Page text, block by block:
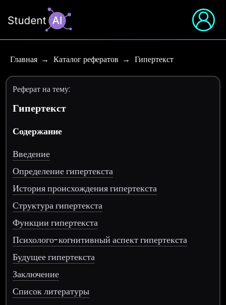
Главная Каталог рефератов Гипертекст
Реферат на тему:
Гипертекст
Содержание
Введение
Определение гипертекста
История происхождения гипертекста
Структура гипертекста
Функции гипертекста
Психолого-когнитивный аспект гипертекста
Будущее гипертекста
Заключение
Список литературы